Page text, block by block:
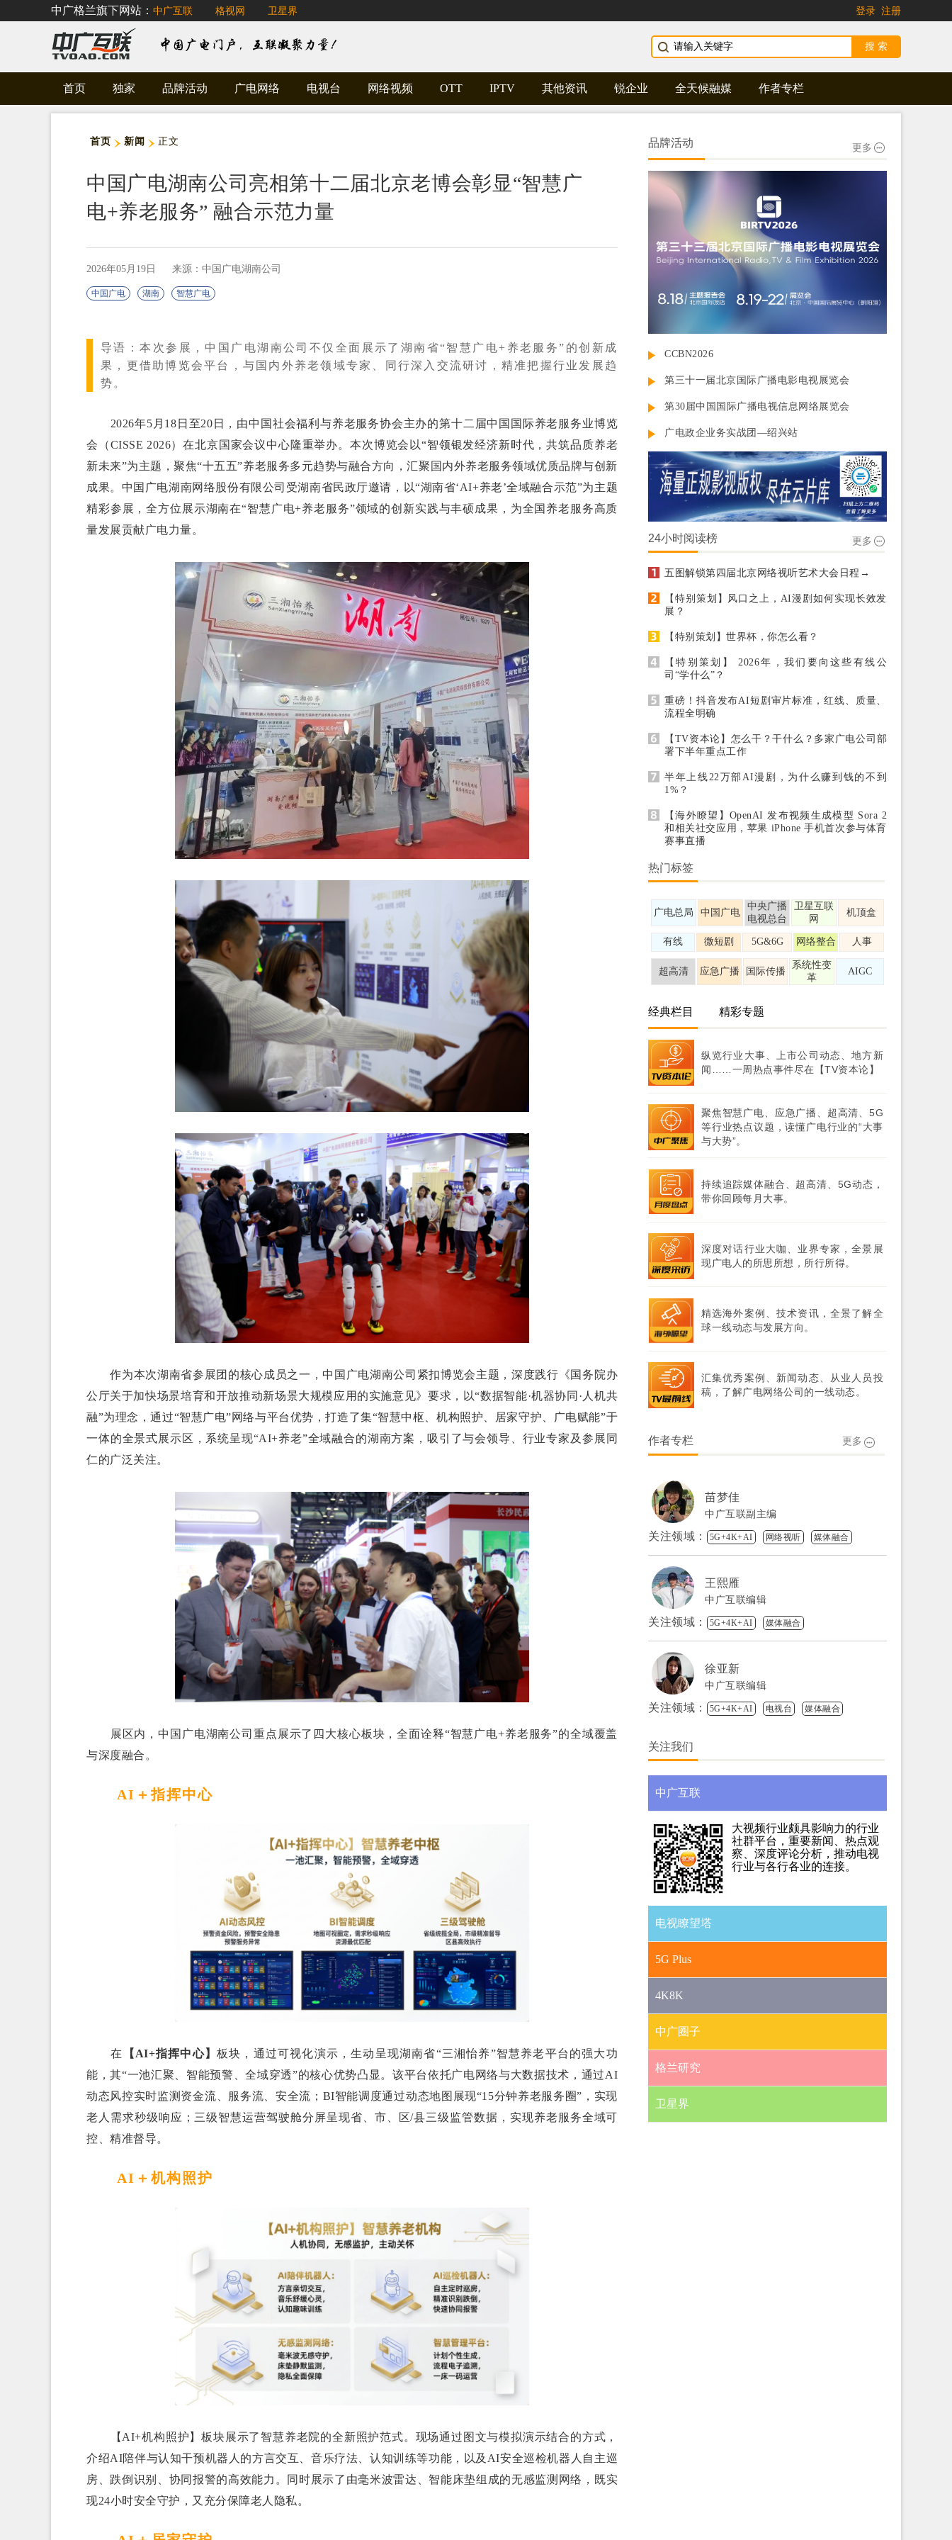
中广格兰旗下网站： 中广互联 格视网 卫星界 登录 注册
首页 独家 品牌活动 广电网络 电视台 网络视频 OTT IPTV 其他资讯 锐企业 全天候融媒 作者专栏
首页 新闻 正文
中国广电湖南公司亮相第十二届北京老博会彰显“智慧广
电+养老服务” 融合示范力量
2026年05月19日 来源：中国广电湖南公司
中国广电 湖南 智慧广电
导语：本次参展，中国广电湖南公司不仅全面展示了湖南省“智慧广电+养老服务”的创新成
果，更借助博览会平台，与国内外养老领域专家、同行深入交流研讨，精准把握行业发展趋
势。
2026年5月18日至20日，由中国社会福利与养老服务协会主办的第十二届中国国际养老服务业博览
会（CISSE 2026）在北京国家会议中心隆重举办。本次博览会以“智领银发经济新时代，共筑品质养老
新未来”为主题，聚焦“十五五”养老服务多元趋势与融合方向，汇聚国内外养老服务领域优质品牌与创新
成果。中国广电湖南网络股份有限公司受湖南省民政厅邀请，以“湖南省‘AI+养老’全域融合示范”为主题
精彩参展，全方位展示湖南在“智慧广电+养老服务”领域的创新实践与丰硕成果，为全国养老服务高质
量发展贡献广电力量。
作为本次湖南省参展团的核心成员之一，中国广电湖南公司紧扣博览会主题，深度践行《国务院办
公厅关于加快场景培育和开放推动新场景大规模应用的实施意见》要求，以“数据智能·机器协同·人机共
融”为理念，通过“智慧广电”网络与平台优势，打造了集“智慧中枢、机构照护、居家守护、广电赋能”于
一体的全景式展示区，系统呈现“AI+养老”全域融合的湖南方案，吸引了与会领导、行业专家及参展同
仁的广泛关注。
展区内，中国广电湖南公司重点展示了四大核心板块，全面诠释“智慧广电+养老服务”的全域覆盖
与深度融合。
AI＋指挥中心
在 【AI+指挥中心】 板块，通过可视化演示，生动呈现湖南省“三湘怡养”智慧养老平台的强大功
能，其“一池汇聚、智能预警、全域穿透”的核心优势凸显。该平台依托广电网络与大数据技术，通过AI
动态风控实时监测资金流、服务流、安全流；BI智能调度通过动态地图展现“15分钟养老服务圈”，实现
老人需求秒级响应；三级智慧运营驾驶舱分屏呈现省、市、区/县三级监管数据，实现养老服务全域可
控、精准督导。
AI＋机构照护
【AI+机构照护】板块展示了智慧养老院的全新照护范式。现场通过图文与模拟演示结合的方式，
介绍AI陪伴与认知干预机器人的方言交互、音乐疗法、认知训练等功能，以及AI安全巡检机器人自主巡
房、跌倒识别、协同报警的高效能力。同时展示了由毫米波雷达、智能床垫组成的无感监测网络，既实
现24小时安全守护，又充分保障老人隐私。
品牌活动 更多
CCBN2026
第三十一届北京国际广播电影电视展览会
第30届中国国际广播电视信息网络展览会
广电政企业务实战团—绍兴站
24小时阅读榜 更多
五图解锁第四届北京网络视听艺术大会日程→
【特别策划】风口之上，AI漫剧如何实现长效发
展？
【特别策划】世界杯，你怎么看？
【特别策划】 2026年，我们要向这些有线公
司“学什么”？
重磅！抖音发布AI短剧审片标准，红线、质量、
流程全明确
【TV资本论】怎么干？干什么？多家广电公司部
署下半年重点工作
半年上线22万部AI漫剧，为什么赚到钱的不到
1%？
【海外瞭望】OpenAI 发布视频生成模型 Sora 2
和相关社交应用，苹果 iPhone 手机首次参与体育
赛事直播
热门标签
广电总局 中国广电
中央广播
电视总台
卫星互联
网
机顶盒
有线 微短剧 5G&6G 网络整合 人事
超高清 应急广播 国际传播
系统性变
革
AIGC
经典栏目 精彩专题
纵览行业大事、上市公司动态、地方新
闻……一周热点事件尽在【TV资本论】
聚焦智慧广电、应急广播、超高清、5G
等行业热点议题，读懂广电行业的“大事
与大势”。
持续追踪媒体融合、超高清、5G动态，
带你回顾每月大事。
深度对话行业大咖、业界专家，全景展
现广电人的所思所想，所行所得。
精选海外案例、技术资讯，全景了解全
球一线动态与发展方向。
汇集优秀案例、新闻动态、从业人员投
稿，了解广电网络公司的一线动态。
作者专栏 更多
苗梦佳
中广互联副主编
关注领域： 5G+4K+AI 网络视听 媒体融合
王熙雁
中广互联编辑
关注领域： 5G+4K+AI 媒体融合
徐亚新
中广互联编辑
关注领域： 5G+4K+AI 电视台 媒体融合
关注我们
中广互联
大视频行业颇具影响力的行业
社群平台，重要新闻、热点观
察、深度评论分析，推动电视
行业与各行各业的连接。
电视瞭望塔
5G Plus
4K8K
中广圈子
格兰研究
卫星界